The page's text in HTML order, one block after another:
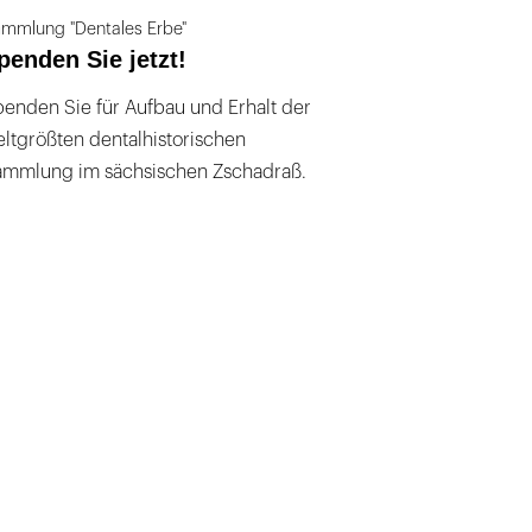
"Dentales Erbe"
Sie jetzt!
Sie für Aufbau und Erhalt der
dentalhistorischen
im sächsischen Zschadraß.